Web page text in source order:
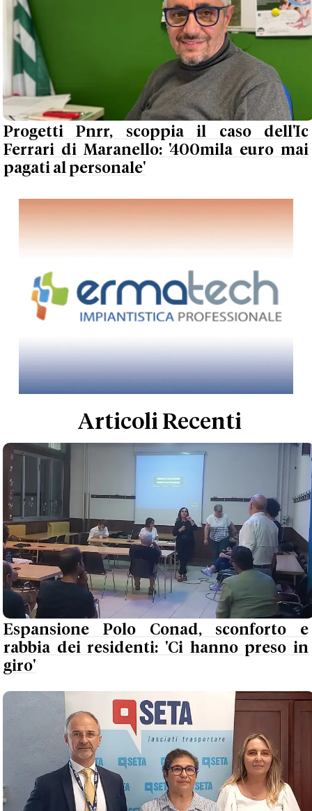
Progetti Pnrr, scoppia il caso dell'Ic
Ferrari di Maranello: '400mila euro mai
pagati al personale'
Articoli Recenti
Espansione Polo Conad, sconforto e
rabbia dei residenti: 'Ci hanno preso in
giro'